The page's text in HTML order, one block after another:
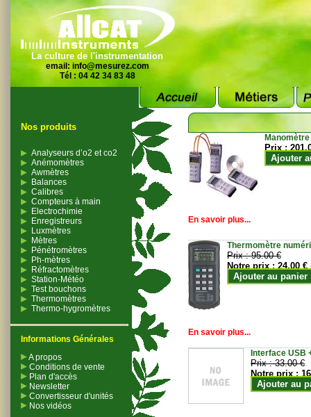
La culture de l'instrumentation
email: info@mesurez.com
Tél : 04 42 34 83 48
Nos produits
Analyseurs d’o2 et co2
Anémomètres
Awmètres
Balances
Calibres
Compteurs à main
Electrochimie
Enregistreurs
Luxmètres
Mètres
Pénétromètres
Ph-mètres
Réfractomètres
Station-Météo
Test bouchons
Thermomètres
Thermo-hygromètres
Informations Générales
A propos
Conditions de vente
Plan d'accès
Newsletter
Convertisseur d'unités
Nos vidéos
Prix :
Ajouter
En savoir plus...
Thermomètre
Prix :95.00 €
Notre prix :24.00 €
Ajouter au panier
En savoir plus...
Interface USB
Prix :33.00 €
Notre prix :
Ajouter au